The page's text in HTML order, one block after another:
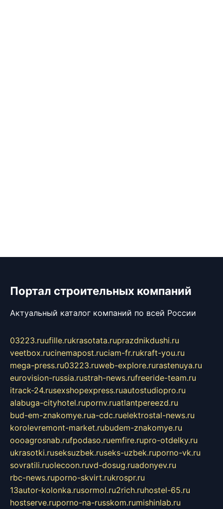
Портал строительных компаний
Актуальный каталог компаний по всей России
03223.ruufille.rukrasotata.ruprazdnikdushi.ru
veetbox.rucinemapost.ruciam-fr.rukraft-you.ru
mega-press.ru03223.ruweb-explore.rurastenuya.ru
eurovision-russia.rustrah-news.rufreeride-team.ru
itrack-24.rusexshopexpress.ruautostudiopro.ru
alabuga-cityhotel.rupornv.ruatlantpereezd.ru
bud-em-znakomye.rua-cdc.ruelektrostal-news.ru
korolevremont-market.rubudem-znakomye.ru
oooagrosnab.rufpodaso.ruemfire.rupro-otdelky.ru
ukrasotki.ruseksuzbek.ruseks-uzbek.ruporno-vk.ru
sovratili.ruolecoon.ruvd-dosug.ruadonyev.ru
rbc-news.ruporno-skvirt.rukrospr.ru
13autor-kolonka.rusormol.ru2rich.ruhostel-65.ru
hostserve.ruporno-na-russkom.rumishinlab.ru